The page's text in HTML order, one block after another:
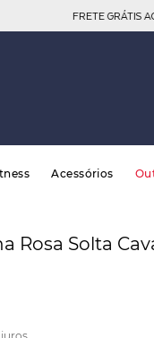
FRETE GRÁTIS
Acessórios
Rosa Solta